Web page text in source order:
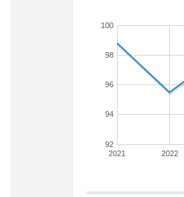
2021 2022
92
94
96
98
100